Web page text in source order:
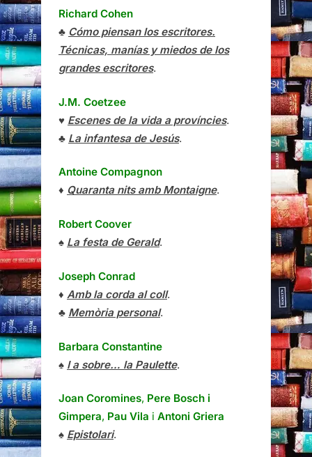
Richard Cohen
♣ Cómo piensan los escritores.
Técnicas, manías y miedos de los
grandes escritores.
J.M. Coetzee
♥ Escenes de la vida a províncies.
♣ La infantesa de Jesús.
Antoine Compagnon
♦ Quaranta nits amb Montaigne.
Robert Coover
♠ La festa de Gerald.
Joseph Conrad
♦ Amb la corda al coll.
♣ Memòria personal.
Barbara Constantine
♠ I a sobre… la Paulette.
Joan Coromines, Pere Bosch i
Gimpera, Pau Vila i Antoni Griera
♠ Epistolari.